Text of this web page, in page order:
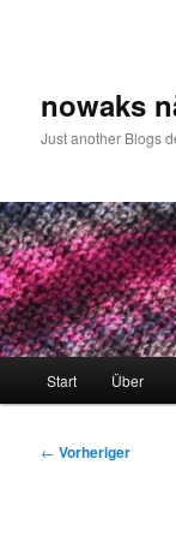
nowaks
Just another Blogs
Start Über
Beitragsnavigation
← Vorheriger